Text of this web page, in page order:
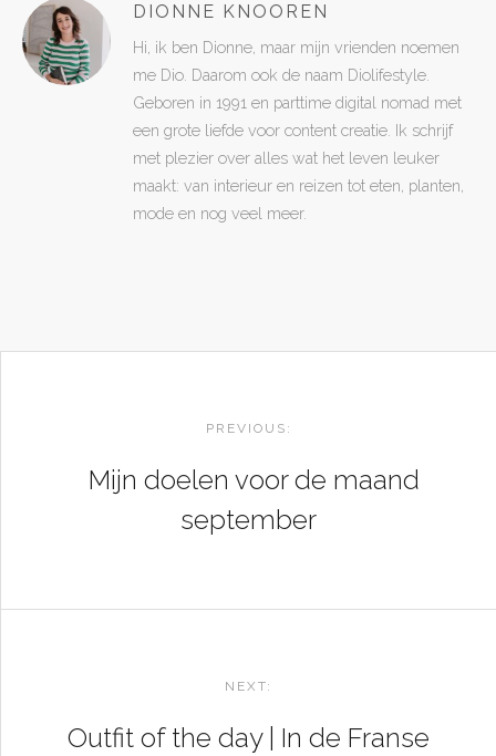
DIONNE KNOOREN
Hi, ik ben Dionne, maar mijn vrienden noemen
me Dio. Daarom ook de naam Diolifestyle.
Geboren in 1991 en parttime digital nomad met
een grote liefde voor content creatie. Ik schrijf
met plezier over alles wat het leven leuker
maakt: van interieur en reizen tot eten, planten,
mode en nog veel meer.
NAVIGATION
PREVIOUS:
Mijn doelen voor de maand
september
NEXT:
Outfit of the day | In de Franse